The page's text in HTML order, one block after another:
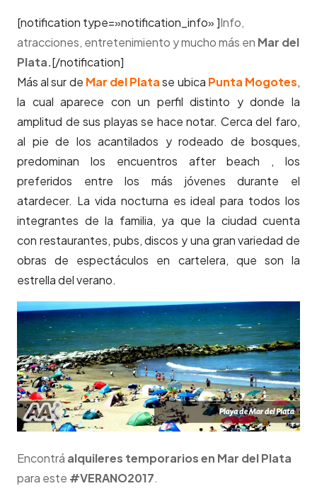
[notification type=»notification_info» ]Info,
atracciones, entretenimiento y mucho más en Mar del
Plata.[/notification]
Más al sur de Mar del Plata se ubica Punta Mogotes,
la cual aparece con un perfil distinto y donde la
amplitud de sus playas se hace notar. Cerca del faro,
al pie de los acantilados y rodeado de bosques,
predominan los encuentros after beach , los
preferidos entre los más jóvenes durante el
atardecer. La vida nocturna es ideal para todos los
integrantes de la familia, ya que la ciudad cuenta
con restaurantes, pubs, discos y una gran variedad de
obras de espectáculos en cartelera, que son la
estrella del verano.
Encontrá alquileres temporarios en Mar del Plata
para este #VERANO2017.